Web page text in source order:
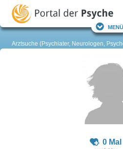
Menü
Arztsuche (Psychiater, Neurologen,
0 Mal